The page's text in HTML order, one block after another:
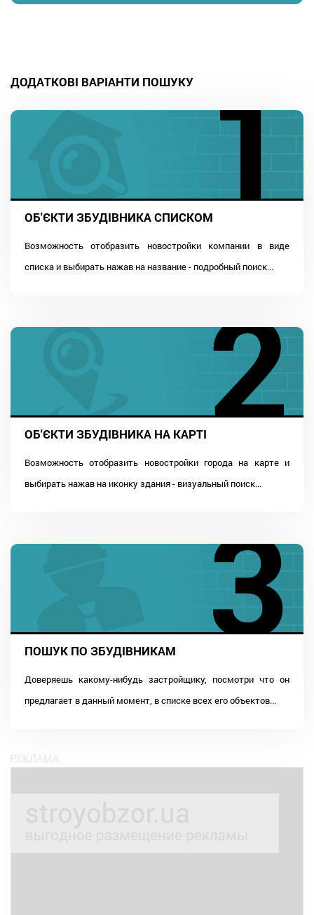
ДОДАТКОВІ ВАРІАНТИ ПОШУКУ
ОБ'ЄКТИ ЗБУДІВНИКА СПИСКОМ
Возможность отобразить новостройки компании в виде
списка и выбирать нажав на название - подробный поиск...
ОБ'ЄКТИ ЗБУДІВНИКА НА КАРТІ
Возможность отобразить новостройки города на карте и
выбирать нажав на иконку здания - визуальный поиск...
ПОШУК ПО ЗБУДІВНИКАМ
Доверяешь какому-нибудь застройщику, посмотри что он
предлагает в данный момент, в списке всех его объектов...